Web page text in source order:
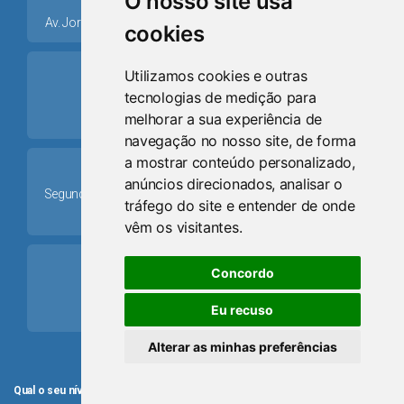
cookies
Utilizamos cookies e outras
tecnologias de medição para
melhorar a sua experiência de
navegação no nosso site, de forma
a mostrar conteúdo personalizado,
anúncios direcionados, analisar o
tráfego do site e entender de onde
vêm os visitantes.
Concordo
Eu recuso
Alterar as minhas preferências
Av. Jorge Dariva, 1211, Centro CEP: 95520.000 - Osório/RS
ring_volume
Telefone
(51) 9 8024-0884
Schedule
Segunda-feira a Sexta-feira: 08h às 12h e das 13h30min às
17h30min
mail
Email
camaraosorio@gmail.com
Qual o seu nível de satisfação com o atendimento da Câmara